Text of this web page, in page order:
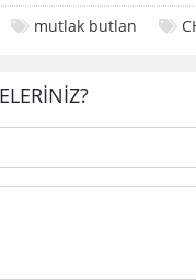
mutlak butlan